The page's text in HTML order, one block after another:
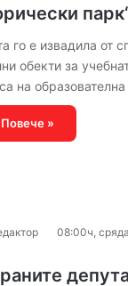
го е извадила от
обекти за
на образователна
»
08:00ч,